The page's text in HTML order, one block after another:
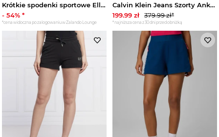
Krótkie spodenki sportowe Ellesse jasnoszary
-54% *
*cena widoczna po zalogowaniu w Zalando Lounge
Calvin Klein Jeans Szorty Ankle | Regular Fit czarny
199.99 zł 379.99zł*
*najniższa cena z 30 dni przed obniżką